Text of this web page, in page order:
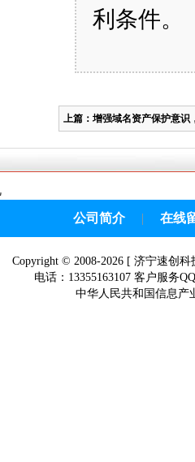
利条件。
上篇： 增强域名资产保护意识
公司简介 | 在线
Copyright © 2008-2026 [ 济宁速创科
电话：13355163107 客户服务
中华人民共和国信息产